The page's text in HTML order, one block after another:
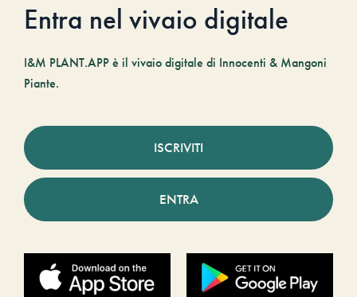
Entra nel vivaio digitale
I&M PLANT.APP è il vivaio digitale di Innocenti & Mangoni
Piante.
ISCRIVITI
ENTRA